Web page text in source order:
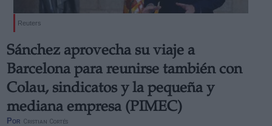
Reuters
Sánchez aprovecha su viaje a
Barcelona para reunirse también con
Colau, sindicatos y la pequeña y
mediana empresa (PIMEC)
Por Cristian Cortés